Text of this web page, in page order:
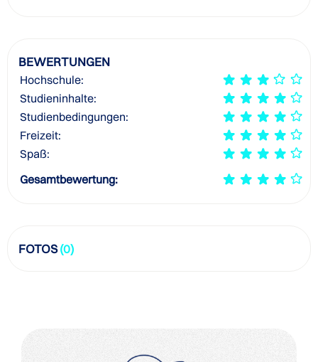
BEWERTUNGEN
Hochschule:
Studieninhalte:
Studienbedingungen:
Freizeit:
Spaß:
Gesamtbewertung:
FOTOS(0)